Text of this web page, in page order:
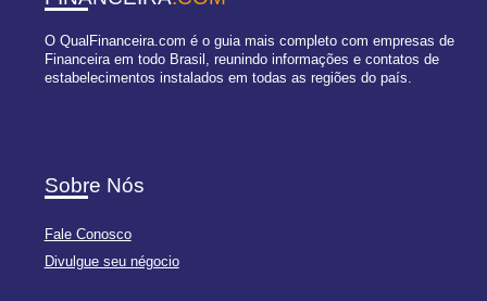
O QualFinanceira.com é o guia mais completo com empresas de
Financeira em todo Brasil, reunindo informações e contatos de
estabelecimentos instalados em todas as regiões do país.
Sobre Nós
Fale Conosco
Divulgue seu négocio